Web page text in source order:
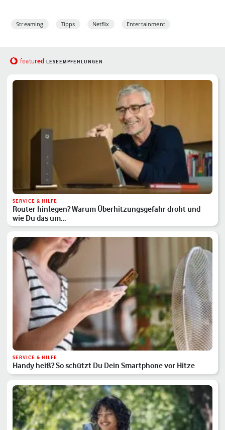
Streaming Tipps Netflix Entertainment
featured LESEEMPFEHLUNGEN
SERVICE & HILFE
Router hinlegen? Warum Überhitzungsgefahr droht und
wie Du das um…
SERVICE & HILFE
Handy heiß? So schützt Du Dein Smartphone vor Hitze